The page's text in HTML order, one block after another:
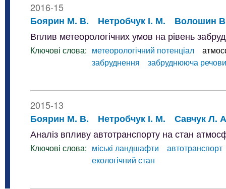
2016-15
Боярин М. В.
Нетробчук І. М. Волошин
Вплив метеорологічних умов на рівень
Ключові слова: метеорологічний потенціал
забруднення
забруднююча
2015-13
Боярин М. В.
Нетробчук І. М. Савчук Л.
Аналіз впливу автотранспорту на стан
Ключові слова: міські ландшафти
автотранспорт
екологічний стан